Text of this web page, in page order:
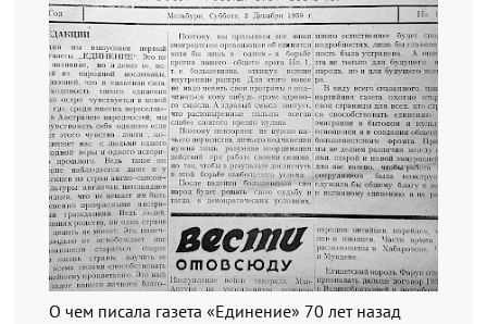
О чем писала газета «Единение» 70 лет назад